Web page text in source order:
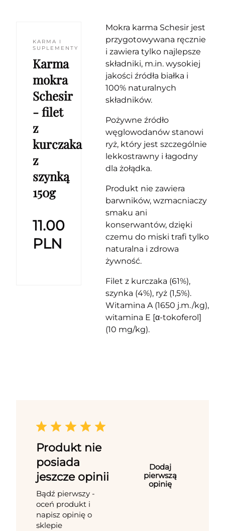
KARMA I
SUPLEMENTY
Karma
mokra
Schesir
- filet
z
kurczaka
z
szynką
150g
11.00
PLN
Mokra karma Schesir jest
przygotowywana ręcznie
i zawiera tylko najlepsze
składniki, m.in. wysokiej
jakości źródła białka i
100% naturalnych
składników.
Pożywne źródło
węglowodanów stanowi
ryż, który jest szczególnie
lekkostrawny i łagodny
dla żołądka.
Produkt nie zawiera
barwników, wzmacniaczy
smaku ani
konserwantów, dzięki
czemu do miski trafi tylko
naturalna i zdrowa
żywność.
Filet z kurczaka (61%),
szynka (4%), ryż (1,5%).
Witamina A (1650 j.m./kg),
witamina E [α-tokoferol]
(10 mg/kg).
Produkt nie
posiada
jeszcze opinii
Bądź pierwszy -
oceń produkt i
napisz opinię o
sklepie
Dodaj
pierwszą
opinię